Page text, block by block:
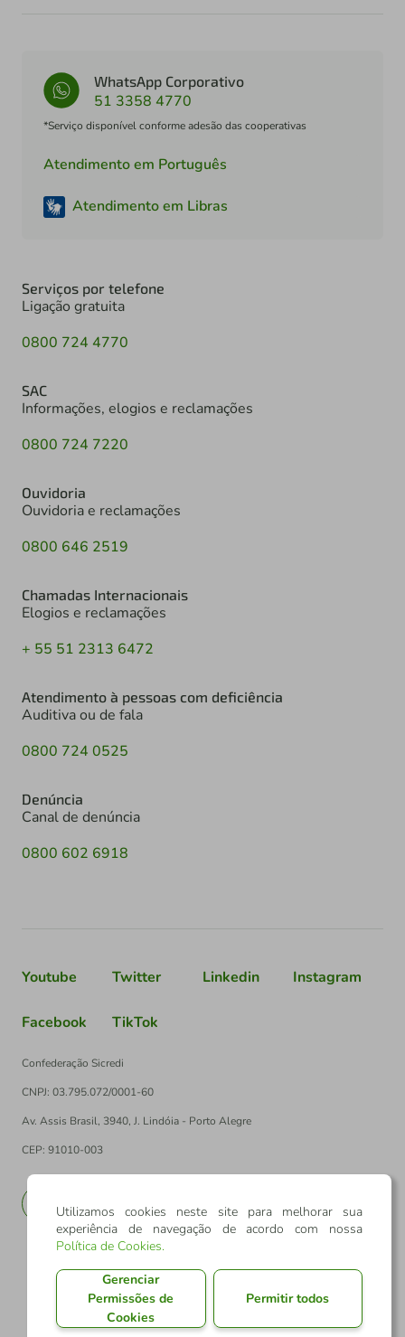
WhatsApp Corporativo
51 3358 4770
*Serviço disponível conforme adesão das cooperativas
Atendimento em Português
Atendimento em Libras
Serviços por telefone
Ligação gratuita
0800 724 4770
SAC
Informações, elogios e reclamações
0800 724 7220
Ouvidoria
Ouvidoria e reclamações
0800 646 2519
Chamadas Internacionais
Elogios e reclamações
+ 55 51 2313 6472
Atendimento à pessoas com deficiência
Auditiva ou de fala
0800 724 0525
Denúncia
Canal de denúncia
0800 602 6918
Youtube Twitter Linkedin Instagram
Facebook TikTok
Confederação Sicredi
CNPJ: 03.795.072/0001-60
Av. Assis Brasil, 3940, J. Lindóia - Porto Alegre
CEP: 91010-003
Utilizamos cookies neste site para melhorar sua
experiência de navegação de acordo com nossa
Política de Cookies.
Gerenciar
Permissões de
Cookies
Permitir todos